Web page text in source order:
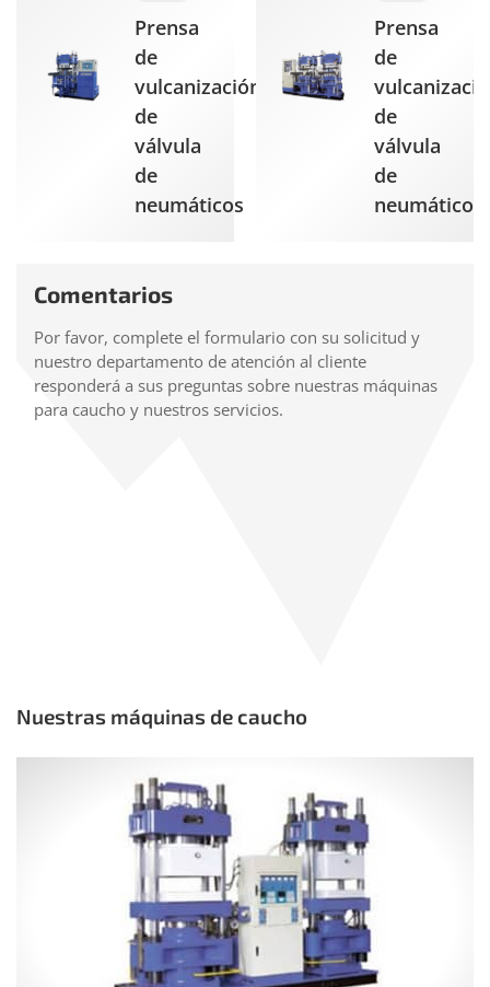
Prensa
de
vulcanización
de
válvula
de
neumáticos
Prensa
de
de
válvula
de
neumáticos
Comentarios
Por favor, complete el formulario con su solicitud y
nuestro departamento de atención al cliente
responderá a sus preguntas sobre nuestras máquinas
para caucho y nuestros servicios.
Nuestras máquinas de caucho